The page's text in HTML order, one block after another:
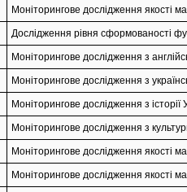
Моніторингове дослідження якості
Дослідження рівня сформованості
Моніторингове дослідження з
Моніторингове дослідження з
Моніторингове дослідження з історії
Моніторингове дослідження з
Моніторингове дослідження якості
Моніторингове дослідження якості